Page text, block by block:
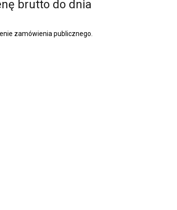
brutto do dnia
zamówienia publicznego.